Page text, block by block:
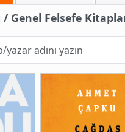
/ Genel Felsefe